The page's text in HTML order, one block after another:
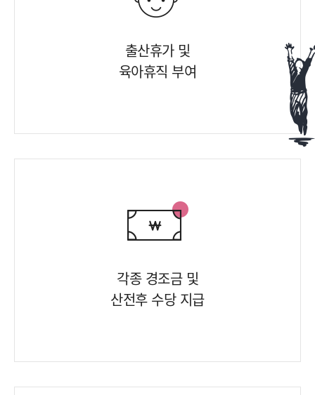
출산휴가 및
육아휴직 부여
각종 경조금 및
산전후 수당 지급